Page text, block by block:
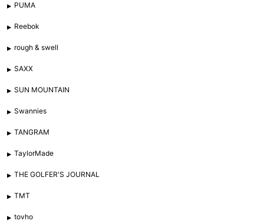
PUMA
Reebok
rough & swell
SAXX
SUN MOUNTAIN
Swannies
TANGRAM
TaylorMade
THE GOLFER'S JOURNAL
TMT
tovho